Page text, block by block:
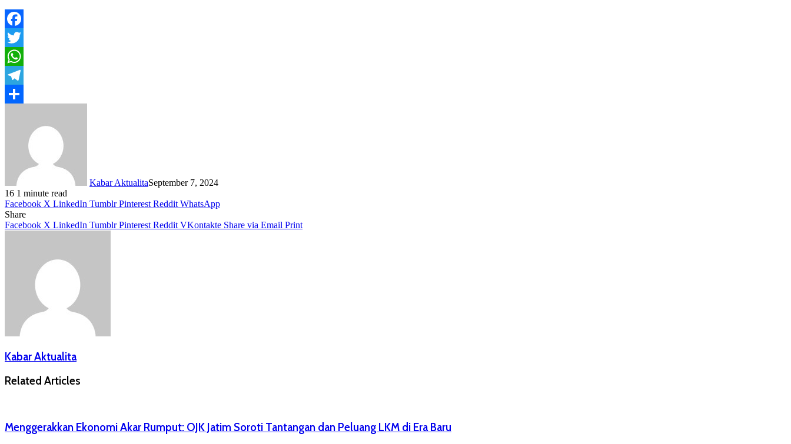
Facebook
Twitter
WhatsApp
Telegram
Kabar AktualitaSeptember 7, 2024
16 1 minute read
Facebook X LinkedIn Tumblr Pinterest Reddit WhatsApp
Share
Facebook X LinkedIn Tumblr Pinterest Reddit VKontakte Share via Email Print
Kabar Aktualita
Related Articles
Menggerakkan Ekonomi Akar Rumput: OJK Jatim Soroti Tantangan dan Peluang LKM di Era Baru